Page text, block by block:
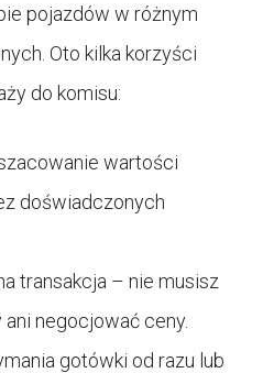
pojazdów w różnym
Oto kilka korzyści
do komisu:
wartości
doświadczonych
transakcja – nie musisz
negocjować ceny.
gotówki od razu lub